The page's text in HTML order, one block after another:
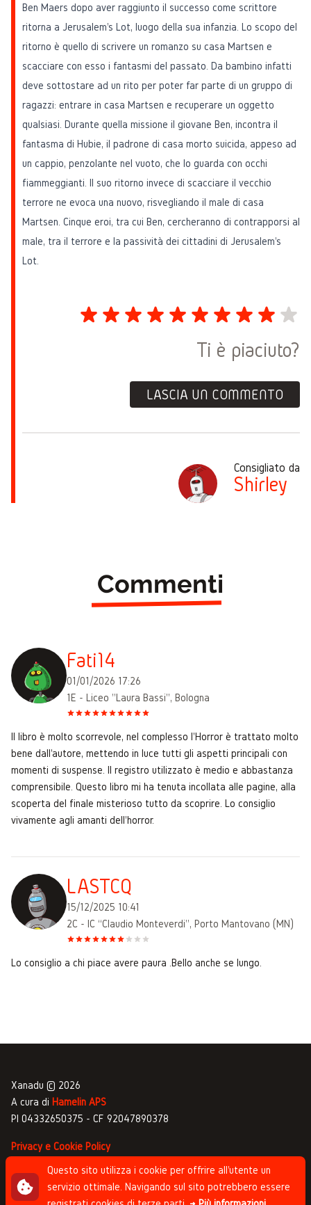
Ti è piaciuto?
LASCIA UN COMMENTO
Consigliato da
Shirley
Ben Maers dopo aver raggiunto il successo come scrittore
ritorna a Jerusalem's Lot, luogo della sua infanzia. Lo scopo del
ritorno è quello di scrivere un romanzo su casa Martsen e
scacciare con esso i fantasmi del passato. Da bambino infatti
deve sottostare ad un rito per poter far parte di un gruppo di
ragazzi: entrare in casa Martsen e recuperare un oggetto
qualsiasi. Durante quella missione il giovane Ben, incontra il
fantasma di Hubie, il padrone di casa morto suicida, appeso ad
un cappio, penzolante nel vuoto, che lo guarda con occhi
fiammeggianti. Il suo ritorno invece di scacciare il vecchio
terrore ne evoca una nuovo, risvegliando il male di casa
Martsen. Cinque eroi, tra cui Ben, cercheranno di contrapporsi al
male, tra il terrore e la passività dei cittadini di Jerusalem's
Lot.
Commenti
Fati14
01/01/2026 17:26
1E - Liceo "Laura Bassi", Bologna
Il libro è molto scorrevole, nel complesso l'Horror è trattato molto
bene dall'autore, mettendo in luce tutti gli aspetti principali con
momenti di suspense. Il registro utilizzato è medio e abbastanza
comprensibile. Questo libro mi ha tenuta incollata alle pagine, alla
scoperta del finale misterioso tutto da scoprire. Lo consiglio
vivamente agli amanti dell'horror.
LASTCQ
15/12/2025 10:41
2C - IC “Claudio Monteverdi”, Porto Mantovano (MN)
Lo consiglio a chi piace avere paura .Bello anche se lungo.
Xanadu © 2026
A cura di Hamelin APS
PI 04332650375 - CF 92047890378
Privacy e Cookie Policy
Gestione commenti
Newsletter
Questo sito utilizza i cookie per offrire all'utente un
servizio ottimale. Navigando sul sito potrebbero essere